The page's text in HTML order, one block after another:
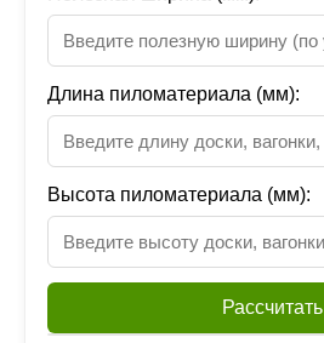
Длина пиломатериала (мм):
Высота пиломатериала (мм):
Рассчитать